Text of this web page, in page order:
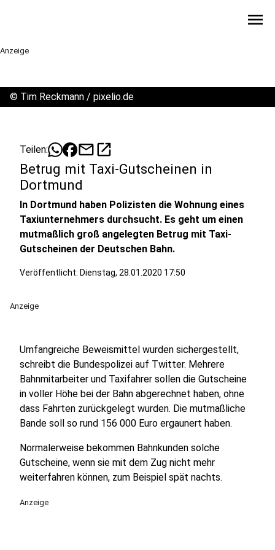
menu
Anzeige
© Tim Reckmann / pixelio.de
Teilen: mailopen_in_new
Betrug mit Taxi-Gutscheinen in
Dortmund
In Dortmund haben Polizisten die Wohnung eines
Taxiunternehmers durchsucht. Es geht um einen
mutmaßlich groß angelegten Betrug mit Taxi-
Gutscheinen der Deutschen Bahn.
Veröffentlicht: Dienstag, 28.01.2020 17:50
Anzeige
Umfangreiche Beweismittel wurden sichergestellt,
schreibt die Bundespolizei auf Twitter. Mehrere
Bahnmitarbeiter und Taxifahrer sollen die Gutscheine
in voller Höhe bei der Bahn abgerechnet haben, ohne
dass Fahrten zurückgelegt wurden. Die mutmaßliche
Bande soll so rund 156 000 Euro ergaunert haben.
Normalerweise bekommen Bahnkunden solche
Gutscheine, wenn sie mit dem Zug nicht mehr
weiterfahren können, zum Beispiel spät nachts.
Anzeige